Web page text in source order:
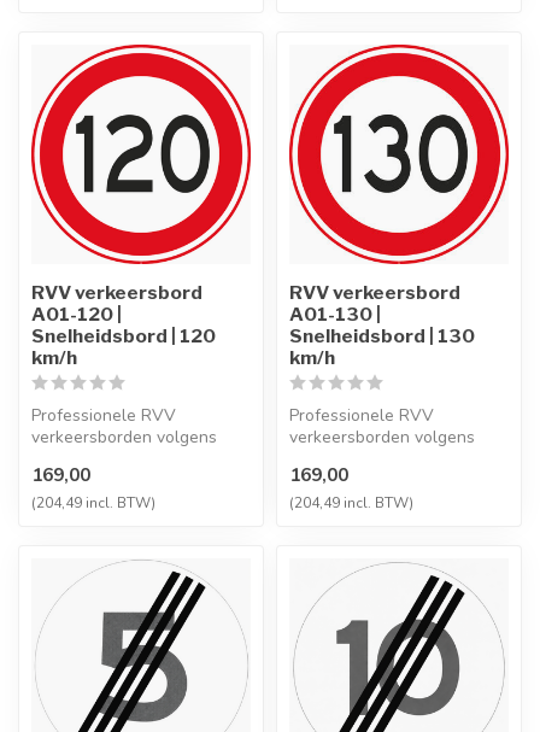
RVV verkeersbord
A01-120 |
Snelheidsbord | 120
km/h
Professionele RVV
verkeersborden volgens
vervaardigd uit hoogwaa...
169,00
(204,49 incl. BTW)
RVV verkeersbord
A01-130 |
Snelheidsbord | 130
km/h
Professionele RVV
verkeersborden volgens
vervaardigd uit hoogwaa...
169,00
(204,49 incl. BTW)